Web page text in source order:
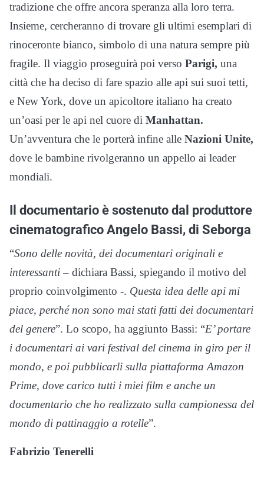
tradizione che offre ancora speranza alla loro terra.
Insieme, cercheranno di trovare gli ultimi esemplari di
rinoceronte bianco, simbolo di una natura sempre più
fragile. Il viaggio proseguirà poi verso Parigi, una
città che ha deciso di fare spazio alle api sui suoi tetti,
e New York, dove un apicoltore italiano ha creato
un’oasi per le api nel cuore di Manhattan.
Un’avventura che le porterà infine alle Nazioni Unite,
dove le bambine rivolgeranno un appello ai leader
mondiali.
Il documentario è sostenuto dal produttore
cinematografico Angelo Bassi, di Seborga
“Sono delle novità, dei documentari originali e
interessanti– dichiara Bassi, spiegando il motivo del
proprio coinvolgimento -. Questa idea delle api mi
piace, perché non sono mai stati fatti dei documentari
del genere”. Lo scopo, ha aggiunto Bassi: “E’ portare
i documentari ai vari festival del cinema in giro per il
mondo, e poi pubblicarli sulla piattaforma Amazon
Prime, dove carico tutti i miei film e anche un
documentario che ho realizzato sulla campionessa del
mondo di pattinaggio a rotelle”.
Fabrizio Tenerelli